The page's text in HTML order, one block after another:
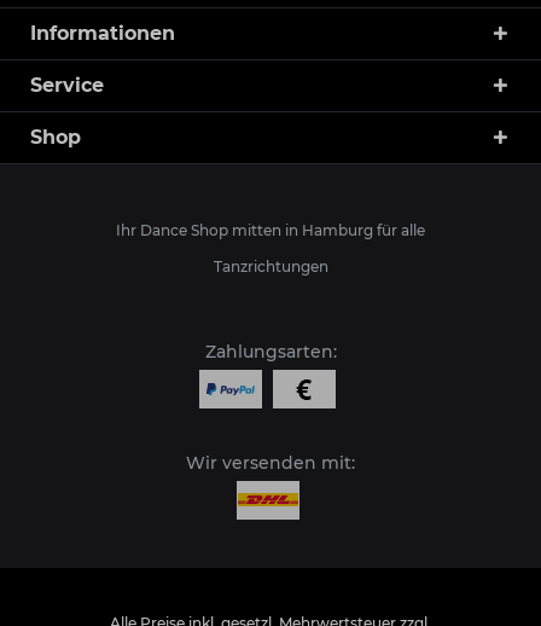
Informationen
Service
Shop
Ihr Dance Shop mitten in Hamburg für alle
Tanzrichtungen
Zahlungsarten:
Wir versenden mit: